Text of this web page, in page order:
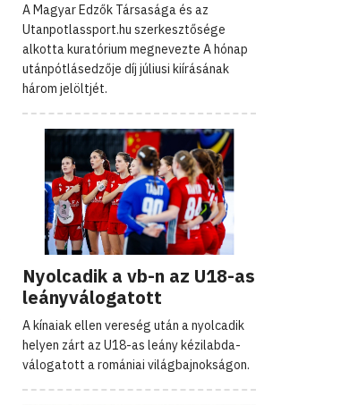
A Magyar Edzők Társasága és az
Utanpotlassport.hu szerkesztősége
alkotta kuratórium megnevezte A hónap
utánpótlásedzője díj júliusi kiírásának
három jelöltjét.
Nyolcadik a vb-n az U18-as
leányválogatott
A kínaiak ellen vereség után a nyolcadik
helyen zárt az U18-as leány kézilabda-
válogatott a romániai világbajnokságon.